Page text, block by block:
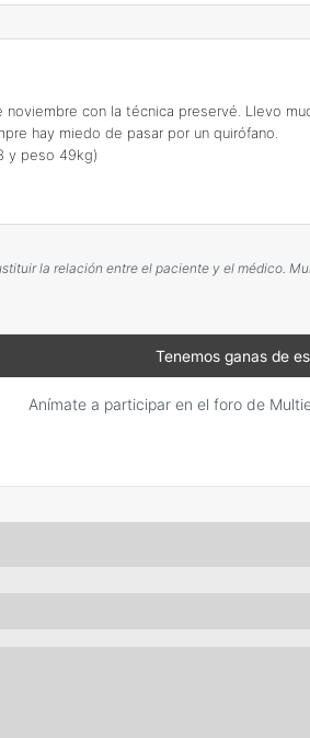
con la técnica preservé. Llevo
hay miedo de pasar por un quirófano.
y peso 49kg)
la relación entre el paciente y el médico.
Tenemos ganas de
Anímate a participar en el foro de